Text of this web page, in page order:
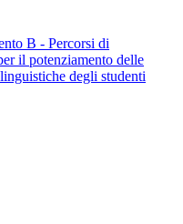
B - Percorsi di
il potenziamento delle
degli studenti